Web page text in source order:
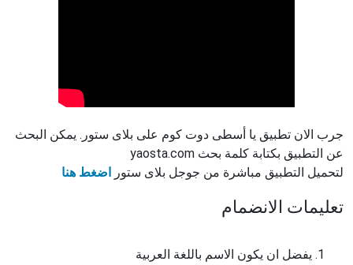
جرب الان تطبيق يا أسطى دوت كوم على بلاى ستور. يمكن البحث
عن التطبيق بكتابة كلمة بحث yaosta.com
لتحميل التطبيق مباشرة من جوجل بلاى ستور اضغط هنا
تعليمات الانضمام
يفضل ان يكون الاسم باللغة العربية